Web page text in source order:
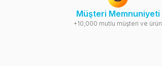
Müşteri Memnuniyeti
+10,000 mutlu müşteri ve ürün